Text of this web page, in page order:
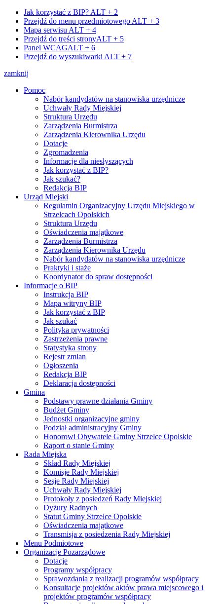
Jak korzystać z BIP? ALT + 2
Przejdź do menu przedmiotowego ALT + 3
Mapa serwisu ALT + 4
Przejdź do treści stronyALT + 5
Panel WCAGALT + 6
Przejdź do wyszukiwarki ALT + 7
zamknij
Pomoc
Nabór kandydatów na stanowiska urzędnicze
Uchwały Rady Miejskiej
Struktura Urzędu
Zarządzenia Burmistrza
Zarządzenia Kierownika Urzędu
Dotacje
Zgromadzenia
Informacje dla niesłyszących
Jak korzystać z BIP?
Jak szukać?
Redakcja BIP
Urząd Miejski
Regulamin Organizacyjny Urzędu Miejskiego w
Strzelcach Opolskich
Struktura Urzędu
Oświadczenia majątkowe
Zarządzenia Burmistrza
Zarządzenia Kierownika Urzędu
Nabór kandydatów na stanowiska urzędnicze
Praktyki i staże
Koordynator do spraw dostępności
Informacje o BIP
Instrukcja BIP
Mapa witryny BIP
Jak korzystać z BIP
Jak szukać
Polityka prywatności
Zastrzeżenia prawne
Statystyka strony
Rejestr zmian
Ogłoszenia
Redakcja BIP
Deklaracja dostępności
Gmina
Podstawy prawne działania Gminy
Budżet Gminy
Jednostki organizacyjne gminy
Podział administracyjny Gminy
Honorowi Obywatele Gminy Strzelce Opolskie
Raport o stanie Gminy
Rada Miejska
Skład Rady Miejskiej
Komisje Rady Miejskiej
Sesje Rady Miejskiej
Uchwały Rady Miejskiej
Protokoły z posiedzeń Rady Miejskiej
Dyżury Radnych
Statut Gminy Strzelce Opolskie
Oświadczenia majątkowe
Transmisja z posiedzenia Rady Miejskiej
Menu Podmiotowe
Organizacje Pozarządowe
Dotacje
Programy współpracy
Sprawozdania z realizacji programów współpracy
Konsultacje projektów aktów prawa miejscowego i
projektów programów współpracy